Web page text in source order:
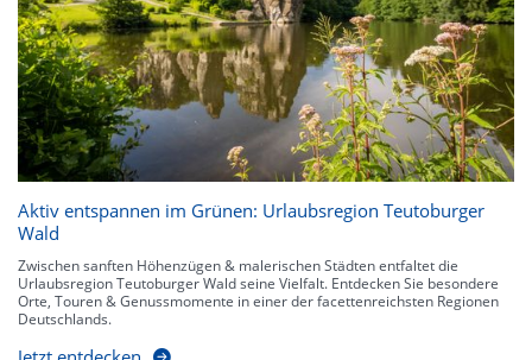
Aktiv entspannen im Grünen: Urlaubsregion Teutoburger
Wald
Zwischen sanften Höhenzügen & malerischen Städten entfaltet die
Urlaubsregion Teutoburger Wald seine Vielfalt. Entdecken Sie besondere
Orte, Touren & Genussmomente in einer der facettenreichsten Regionen
Deutschlands.